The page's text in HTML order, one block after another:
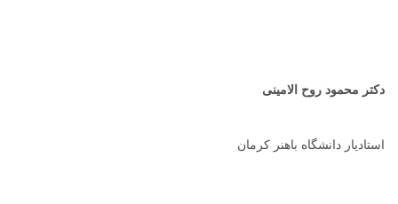
دکتر محمود روح الامینی
استادیار دانشگاه باهنر کرمان